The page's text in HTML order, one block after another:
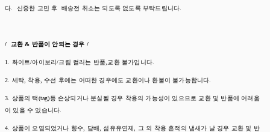
다. 신중한 고민 후 배송전 취소는 되도록 없도록 부탁드립니다.
/ 교환 & 반품이 안되는 경우 /
1. 화이트/아이보리/크림 컬러는 반품,교환 불가입니다.
2. 세탁, 착용, 수선 후에는 어떠한 경우에도 교환이나 환불이 불가능합니다.
3. 상품의 택(tag)등 손상되거나 분실될 경우 착용의 가능성이 있으므로 교환 및 반품에 어려움
이 있을 수 있습니다.
4. 상품이 오염되었거나 향수, 담배, 섬유유연제, 그 외 착용 흔적의 냄새가 날 경우 교환 및 반